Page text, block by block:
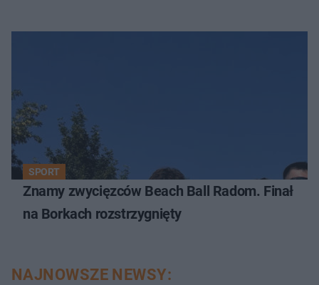
SPORT
Znamy zwycięzców Beach Ball Radom. Finał
na Borkach rozstrzygnięty
NAJNOWSZE NEWSY: